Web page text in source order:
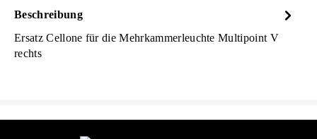
Beschreibung
Ersatz Cellone für die Mehrkammerleuchte Multipoint V
rechts